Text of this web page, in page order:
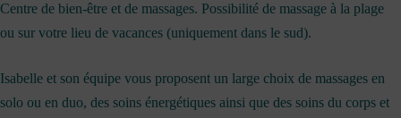
Centre de bien-être et de massages. Possibilité de massage à la plage
ou sur votre lieu de vacances (uniquement dans le sud).
Isabelle et son équipe vous proposent un large choix de massages en
solo ou en duo, des soins énergétiques ainsi que des soins du corps et